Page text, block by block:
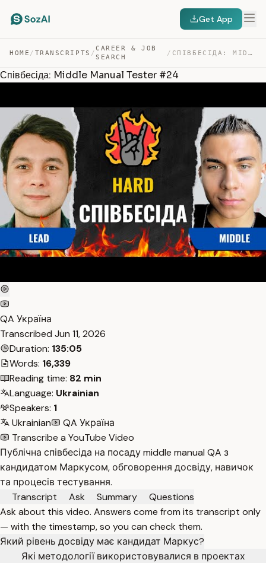
Get App
HOME / TRANSCRIPTS /
CAREER & JOB
SEARCH
/ СПІВБЕСІДА: MIDDLE MANUAL TESTER #24 — TRANSCRIPT
Співбесіда: Middle Manual Tester #24
QA Україна
Transcribed Jun 11, 2026
Duration: 135:05
Words: 16,339
Reading time: 82 min
Language: Ukrainian
Speakers: 1
Ukrainian
QA Україна
Transcribe a YouTube Video
Публічна співбесіда на посаду middle manual QA з
кандидатом Маркусом, обговорення досвіду, навичок
та процесів тестування.
Transcript
Ask Summary
Questions
Ask about this video. Answers come from its transcript only
— with the timestamp, so you can check them.
Який рівень досвіду має кандидат Маркус?
Які методології використовувалися в проектах